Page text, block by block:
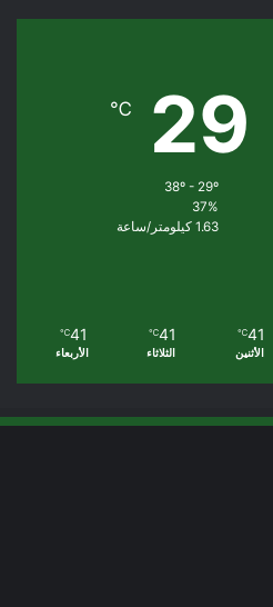
29
℃
38º - 29º
37%
1.63 كيلومتر/ساعة
41
℃
الأثنين
41
℃
الثلاثاء
41
℃
الأربعاء